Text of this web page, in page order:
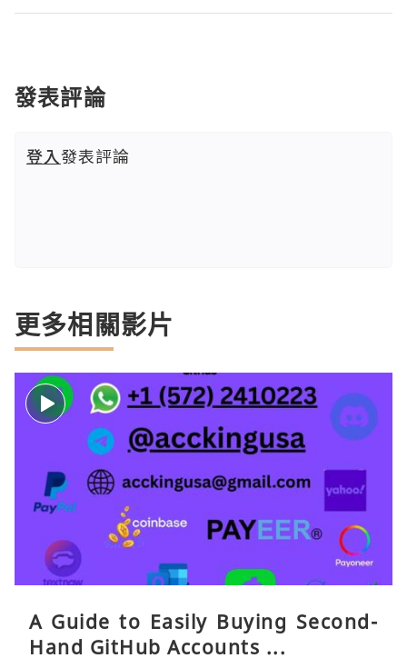
發表評論
登入發表評論
更多相關影片
A Guide to Easily Buying Second-
Hand GitHub Accounts ...